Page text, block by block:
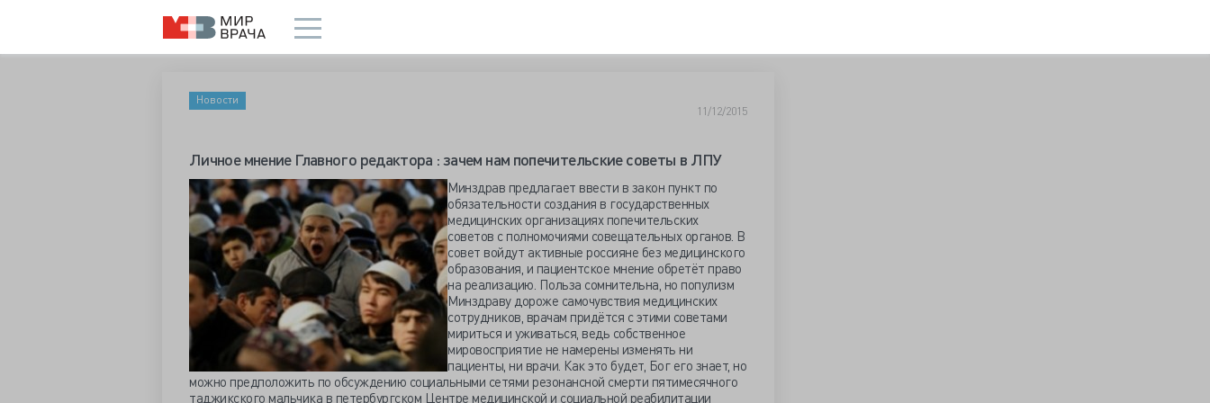
Новости
11/12/2015
Личное мнение Главного редактора : зачем нам попечительские советы в ЛПУ
Минздрав предлагает ввести в закон пункт по
обязательности создания в государственных
медицинских организациях попечительских
советов с полномочиями совещательных органов. В
совет войдут активные россияне без медицинского
образования, и пациентское мнение обретёт право
на реализацию. Польза сомнительна, но популизм
Минздраву дороже самочувствия медицинских
сотрудников, врачам придётся с этими советами
мириться и уживаться, ведь собственное
мировосприятие не намерены изменять ни
пациенты, ни врачи. Как это будет, Бог его знает, но
можно предположить по обсуждению социальными сетями резонансной смерти пятимесячного
таджикского мальчика в петербургском Центре медицинской и социальной реабилитации